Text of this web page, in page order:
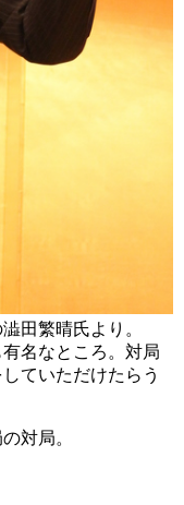
田繁晴氏より。
名なところ。対局
ていただけたらう
対局。